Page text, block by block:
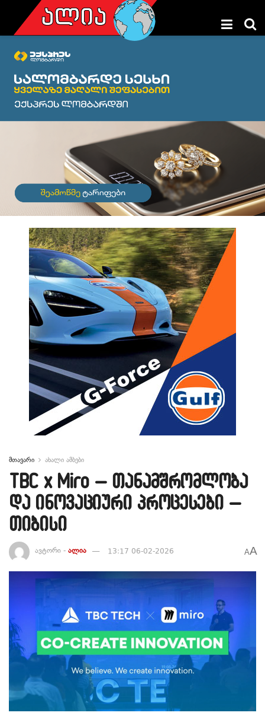
მთავარი ახალი ამბები
TBC x Miro – თანამშრომლობა
და ინოვაციური პროცესები –
თიბისი
ავტორი - ალია 13:17 06-02-2026 AA